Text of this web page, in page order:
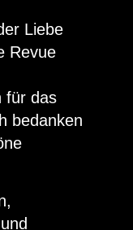
Liebe
Revue
für das
bedanken